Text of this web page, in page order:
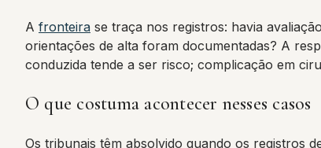
A fronteira se traça nos registros: havia
orientações de alta foram documentadas? A
conduzida tende a ser risco; complicação em
O que costuma acontecer nesses casos
Os tribunais têm absolvido quando os registros